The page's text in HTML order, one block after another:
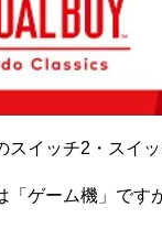
スイッチ2・スイ
「ゲーム機」です